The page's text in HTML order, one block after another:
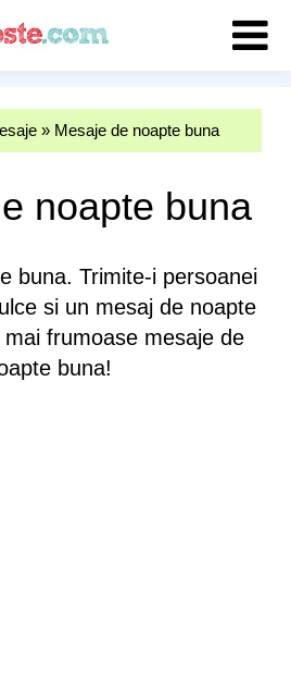
» Mesaje de noapte buna
noapte buna
buna. Trimite-i persoanei
si un mesaj de noapte
mai frumoase mesaje de
buna!